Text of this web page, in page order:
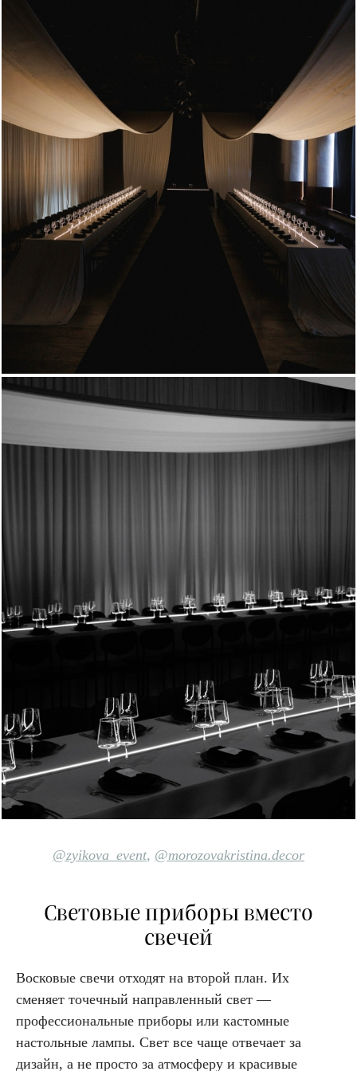
@zyikova_event, @morozovakristina.decor
Световые приборы вместо
свечей
Восковые свечи отходят на второй план. Их
сменяет точечный направленный свет —
профессиональные приборы или кастомные
настольные лампы. Свет все чаще отвечает за
дизайн, а не просто за атмосферу и красивые